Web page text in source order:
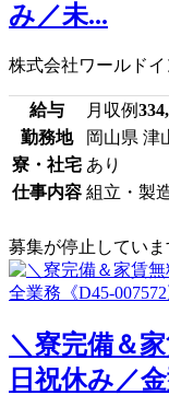
み／未...
株式会社ワールドイ
給与 月収例
勤務地
岡山県 津
寮・社宅 あり
仕事内容 組立・製
募集が停止していま
＼寮完備＆
日祝休み／